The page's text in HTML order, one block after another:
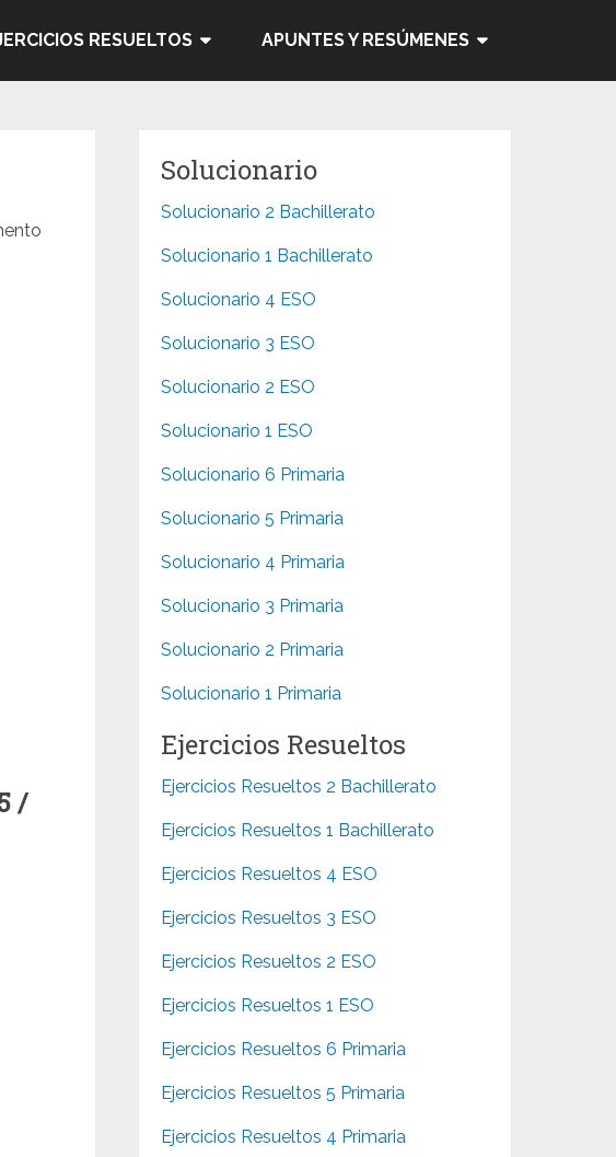
RESUELTOS APUNTES Y RESÚMENES
/
Solucionario
Solucionario 2 Bachillerato
Solucionario 1 Bachillerato
Solucionario 4 ESO
Solucionario 3 ESO
Solucionario 2 ESO
Solucionario 1 ESO
Solucionario 6 Primaria
Solucionario 5 Primaria
Solucionario 4 Primaria
Solucionario 3 Primaria
Solucionario 2 Primaria
Solucionario 1 Primaria
Ejercicios Resueltos
Ejercicios Resueltos 2 Bachillerato
Ejercicios Resueltos 1 Bachillerato
Ejercicios Resueltos 4 ESO
Ejercicios Resueltos 3 ESO
Ejercicios Resueltos 2 ESO
Ejercicios Resueltos 1 ESO
Ejercicios Resueltos 6 Primaria
Ejercicios Resueltos 5 Primaria
Ejercicios Resueltos 4 Primaria